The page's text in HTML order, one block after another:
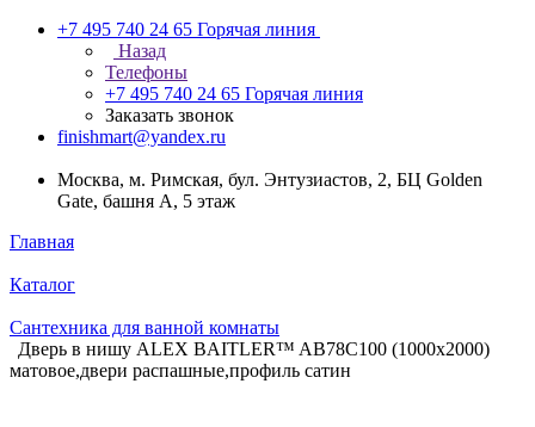
+7 495 740 24 65 Горячая линия
Назад
Телефоны
+7 495 740 24 65 Горячая линия
Заказать звонок
finishmart@yandex.ru
Москва, м. Римская, бул. Энтузиастов, 2, БЦ Golden
Gate, башня А, 5 этаж
Главная
Каталог
Сантехника для ванной комнаты
Дверь в нишу ALEX BAITLER™ AB78С100 (1000х2000)
матовое,двери распашные,профиль сатин